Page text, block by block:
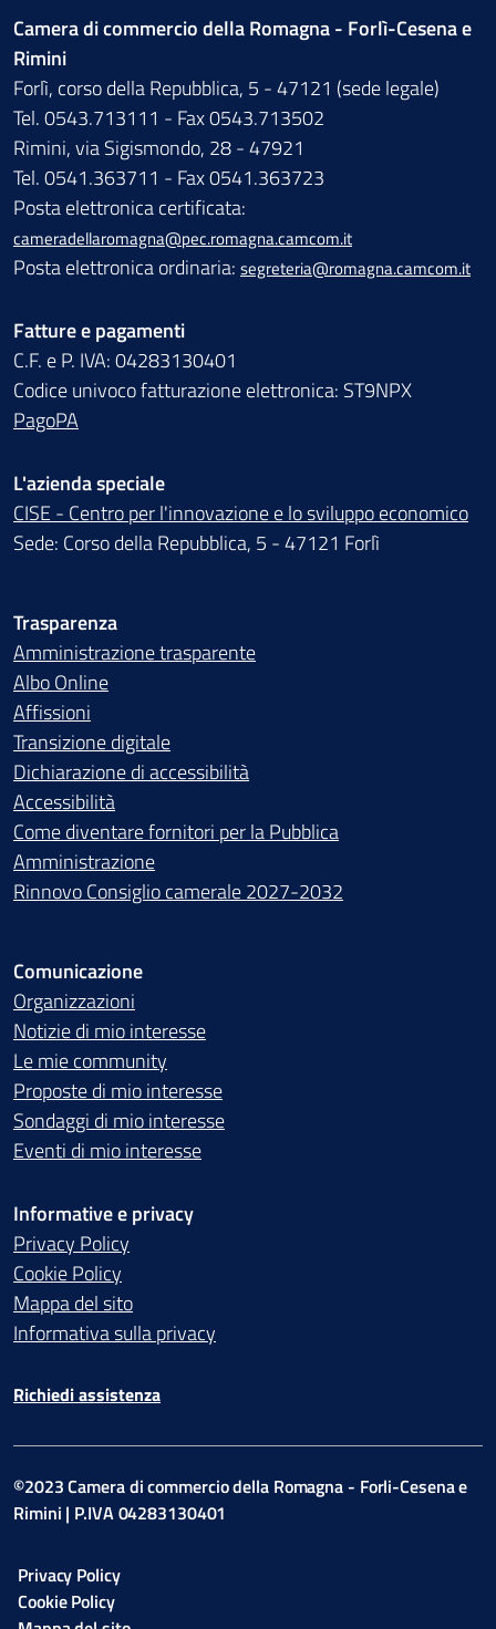
Camera di commercio della Romagna - Forlì-Cesena e
Rimini
Forlì, corso della Repubblica, 5 - 47121 (sede legale)
Tel. 0543.713111 - Fax 0543.713502
Rimini, via Sigismondo, 28 - 47921
Tel. 0541.363711 - Fax 0541.363723
Posta elettronica certificata:
cameradellaromagna@pec.romagna.camcom.it
Posta elettronica ordinaria: segreteria@romagna.camcom.it
Fatture e pagamenti
C.F. e P. IVA: 04283130401
Codice univoco fatturazione elettronica: ST9NPX
PagoPA
L'azienda speciale
CISE - Centro per l'innovazione e lo sviluppo economico
Sede: Corso della Repubblica, 5 - 47121 Forlì
Trasparenza
Amministrazione trasparente
Albo Online
Affissioni
Transizione digitale
Dichiarazione di accessibilità
Accessibilità
Come diventare fornitori per la Pubblica
Amministrazione
Rinnovo Consiglio camerale 2027-2032
Comunicazione
Organizzazioni
Notizie di mio interesse
Le mie community
Proposte di mio interesse
Sondaggi di mio interesse
Eventi di mio interesse
Informative e privacy
Privacy Policy
Cookie Policy
Mappa del sito
Informativa sulla privacy
Richiedi assistenza
©2023 Camera di commercio della Romagna - Forli-Cesena e
Rimini | P.IVA 04283130401
Privacy Policy
Cookie Policy